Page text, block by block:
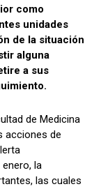
como
unidades
de la situación
alguna
a sus
de Medicina
acciones de
la
las cuales